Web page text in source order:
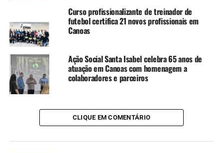
de Nova Santa Rita tenha
acesso a momentos como
este, que fortalecem
vínculos e tornam nossa
cidade mais humana e
acolhedora.”
O secretário municipal de Cultura e Turismo, Vagner
parada.
Curso profissionalizante de treinador de
futebol certifica 21 novos profissionais em
Canoas
Ação Social Santa Isabel celebra 65 anos de
atuação em Canoas com homenagem a
colaboradores e parceiros
CLIQUE EM COMENTÁRIO